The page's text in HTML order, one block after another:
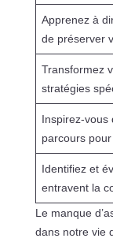
Apprenez à
de préserver
Transformez
stratégies
Inspirez-vous
parcours
Identifiez et
entravent la
Le manque
dans notre vie